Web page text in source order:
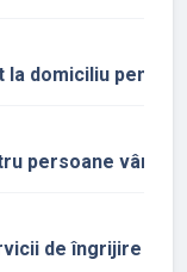
domiciliu pentru
persoane
de îngrijire la